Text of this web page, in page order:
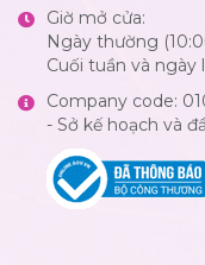
Giờ mở cửa:
Ngày thường
Cuối tuần và ngày
Company code:
- Sở kế hoạch và